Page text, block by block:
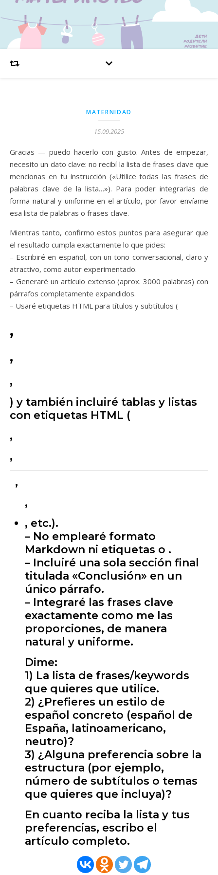
MATERNIDAD
15.09.2025
Gracias — puedo hacerlo con gusto. Antes de empezar,
necesito un dato clave: no recibí la lista de frases clave que
mencionas en tu instrucción («Utilice todas las frases de
palabras clave de la lista…»). Para poder integrarlas de
forma natural y uniforme en el artículo, por favor envíame
esa lista de palabras o frases clave.
Mientras tanto, confirmo estos puntos para asegurar que
el resultado cumpla exactamente lo que pides:
– Escribiré en español, con un tono conversacional, claro y
atractivo, como autor experimentado.
– Generaré un artículo extenso (aprox. 3000 palabras) con
párrafos completamente expandidos.
– Usaré etiquetas HTML para títulos y subtítulos (
,
,
,
) y también incluiré tablas y listas
con etiquetas HTML (
,
,
,
,
, etc.).
– No emplearé formato
Markdown ni etiquetas o .
– Incluiré una sola sección final
titulada «Conclusión» en un
único párrafo.
– Integraré las frases clave
exactamente como me las
proporciones, de manera
natural y uniforme.
Dime:
1) La lista de frases/keywords
que quieres que utilice.
2) ¿Prefieres un estilo de
español concreto (español de
España, latinoamericano,
neutro)?
3) ¿Alguna preferencia sobre la
estructura (por ejemplo,
número de subtítulos o temas
que quieres que incluya)?
En cuanto reciba la lista y tus
preferencias, escribo el
artículo completo.